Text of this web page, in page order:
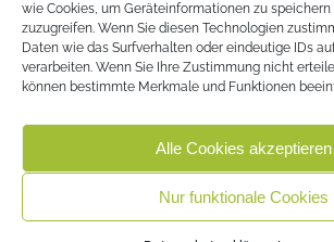
wie Cookies, um Geräteinformationen zu
zuzugreifen. Wenn Sie diesen Technologien
Daten wie das Surfverhalten oder eindeutige IDs
verarbeiten. Wenn Sie Ihre Zustimmung nicht
können bestimmte Merkmale und Funktionen
Alle Cookies akzeptieren
Nur funktionale Cookies
Christina Pritz
+43 (0) 650 51 32 797
christina@pritz-design.at
© 2026 PRITZ DESIGN |